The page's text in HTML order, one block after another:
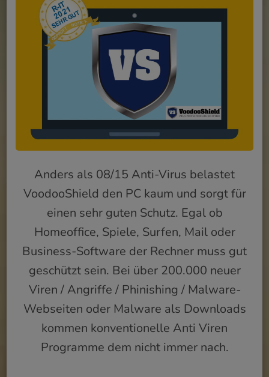
Anders als 08/15 Anti-Virus belastet
VoodooShield den PC kaum und sorgt für
einen sehr guten Schutz. Egal ob
Homeoffice, Spiele, Surfen, Mail oder
Business-Software der Rechner muss gut
geschützt sein. Bei über 200.000 neuer
Viren / Angriffe / Phinishing / Malware-
Webseiten oder Malware als Downloads
kommen konventionelle Anti Viren
Programme dem nicht immer nach.